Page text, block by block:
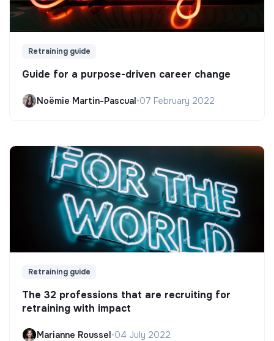
Retraining guide
Guide for a purpose-driven career change
Noëmie Martin-Pascual•07 February 2022
Retraining guide
The 32 professions that are recruiting for
retraining with impact
Marianne Roussel•04 July 2022